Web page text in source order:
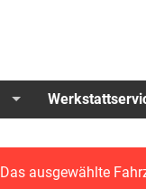
Das ausgewählte